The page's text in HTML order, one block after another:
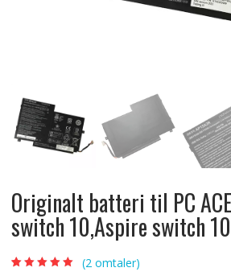
Originalt batteri til PC
switch 10,Aspire switch
(2omtaler)